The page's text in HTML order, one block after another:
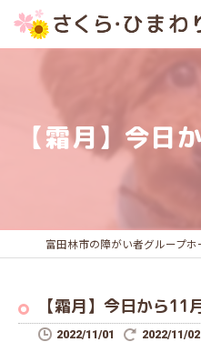
【霜月】今日
【霜月】今日から11
2022/11/01 2022/11/02